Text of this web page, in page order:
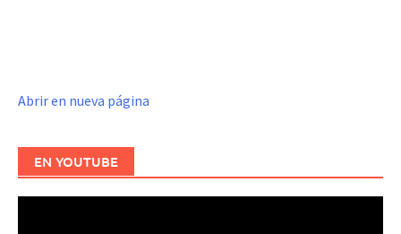
Abrir en nueva página
EN YOUTUBE